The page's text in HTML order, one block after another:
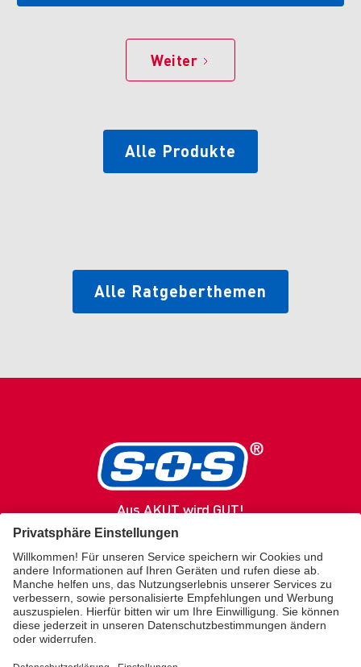
Weiter
Alle Produkte
Alle Ratgeberthemen
Aus AKUT wird GUT!
SOS
Produkte
Gesundheitsratgeber
Service / Kontakt
Über uns